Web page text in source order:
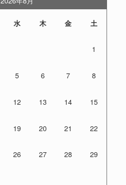
水 木 金 土
1
5 6 7 8
12 13 14 15
19 20 21 22
26 27 28 29